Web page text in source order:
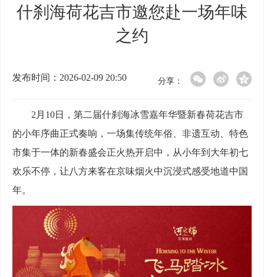
什刹海荷花吉市邀您赴一场年味
之约
发布时间：2026-02-09 20:50 分享：
2月10日，第二届什刹海冰雪嘉年华暨新春荷花吉市
的小年序曲正式奏响，一场集传统年俗、非遗互动、特色
市集于一体的新春盛会正火热开启中，从小年到大年初七
欢乐不停，让八方来客在京味烟火中沉浸式感受地道中国
年。